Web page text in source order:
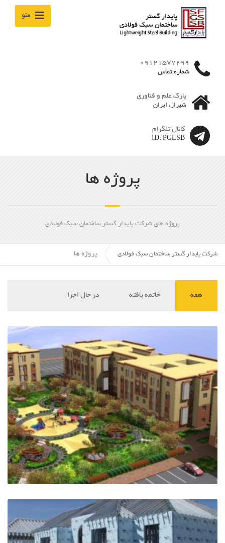
منو
09121577299
شماره تماس
پارک علم و فناوری
شیراز، ایران
کانال تلگرام
ID: PGLSB
پروژه ها
پروژه های شرکت پایدار گستر ساختمان سبک فولادی
شرکت پایدار گستر ساختمان سبک فولادی پروژه ها
همه خاتمه یافته در حال اجرا